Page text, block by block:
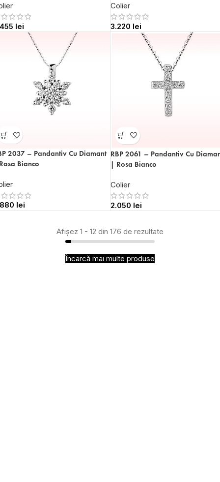
lei
Colier
3.220 lei
2037 – Pandantiv Cu Diamant
Bianco
lei
RBP 2061 – Pandantiv Cu
| Rosa Bianco
Colier
2.050 lei
Afișez 1 - 12 din 176 de rezultate
Încarcă mai multe produse